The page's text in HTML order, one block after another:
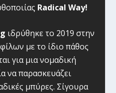
Radical Way!
ιδρύθηκε το 2019 στην
με το ίδιο πάθος
για μια νομαδική
να παρασκευάζει
μπύρες. Σίγουρα